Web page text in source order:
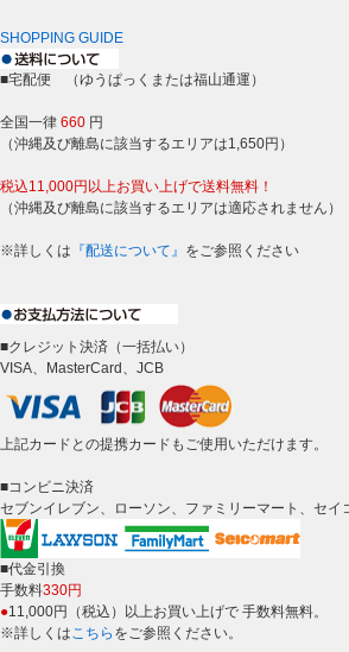
SHOPPING GUIDE
■宅配便 （ゆうぱっくまたは福山通運）
全国一律 660 円
（沖縄及び離島に該当するエリアは1,650円）
税込11,000円以上お買い上げで送料無料！
（沖縄及び離島に該当するエリアは適応されません）
※詳しくは 『配送について』 をご参照ください
■クレジット決済（一括払い）
VISA、MasterCard、JCB
上記カードとの提携カードもご使用いただけます。
■コンビニ決済
セブンイレブン、ローソン、ファミリーマート、セイ
■代金引換
手数料330円
●11,000円（税込）以上お買い上げで 手数料無料。
※詳しくはこちら をご参照ください。